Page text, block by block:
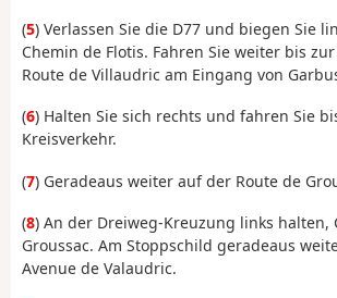
(5) Verlassen Sie die D77 und biegen Sie
Chemin de Flotis. Fahren Sie weiter bis
Route de Villaudric am Eingang von
(6) Halten Sie sich rechts und fahren Sie
Kreisverkehr.
(7) Geradeaus weiter auf der Route de
(8) An der Dreiweg-Kreuzung links halten,
Groussac. Am Stoppschild geradeaus
Avenue de Valaudric.